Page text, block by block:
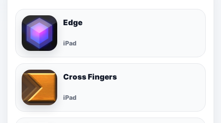
Edge
iPad
Cross Fingers
iPad